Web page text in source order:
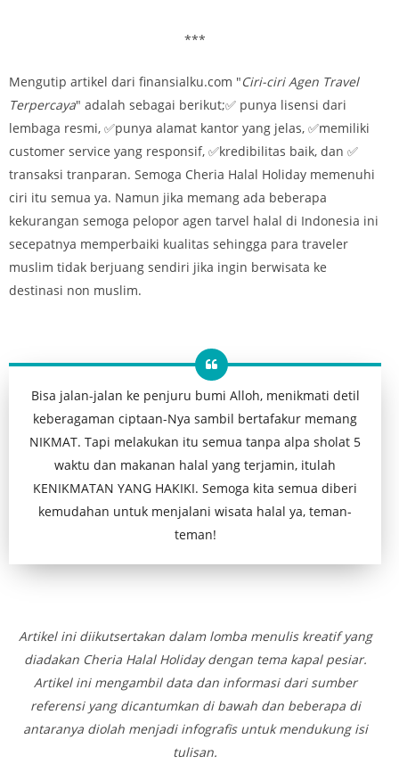
***
Mengutip artikel dari finansialku.com "Ciri-ciri Agen Travel
Terpercaya" adalah sebagai berikut;✅ punya lisensi dari
lembaga resmi, ✅punya alamat kantor yang jelas, ✅memiliki
customer service yang responsif, ✅kredibilitas baik, dan ✅
transaksi tranparan. Semoga Cheria Halal Holiday memenuhi
ciri itu semua ya. Namun jika memang ada beberapa
kekurangan semoga pelopor agen tarvel halal di Indonesia ini
secepatnya memperbaiki kualitas sehingga para traveler
muslim tidak berjuang sendiri jika ingin berwisata ke
destinasi non muslim.
Bisa jalan-jalan ke penjuru bumi Alloh, menikmati detil
keberagaman ciptaan-Nya sambil bertafakur memang
NIKMAT. Tapi melakukan itu semua tanpa alpa sholat 5
waktu dan makanan halal yang terjamin, itulah
KENIKMATAN YANG HAKIKI. Semoga kita semua diberi
kemudahan untuk menjalani wisata halal ya, teman-
teman!
Artikel ini diikutsertakan dalam lomba menulis kreatif yang
diadakan Cheria Halal Holiday dengan tema kapal pesiar.
Artikel ini mengambil data dan informasi dari sumber
referensi yang dicantumkan di bawah dan beberapa di
antaranya diolah menjadi infografis untuk mendukung isi
tulisan.